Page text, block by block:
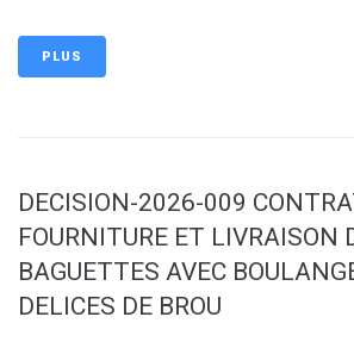
PLUS
DECISION-2026-009
FOURNITURE ET LIVRAISON
BAGUETTES AVEC
DELICES DE BROU